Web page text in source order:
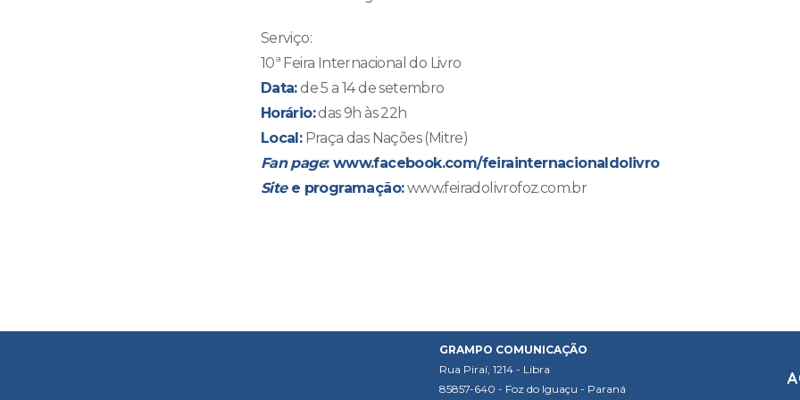
Serviço:
10ª Feira Internacional do Livro
Data:de 5 a 14 de setembro
Horário:das 9h às 22h
Local:Praça das Nações (Mitre)
Fan page: www.facebook.com/feirainternacionaldolivro
Sitee programação:www.feiradolivrofoz.com.br
GRAMPO COMUNICAÇÃO
Rua Piraí, 1214 - Libra
85857-640 - Foz do Iguaçu - Paraná